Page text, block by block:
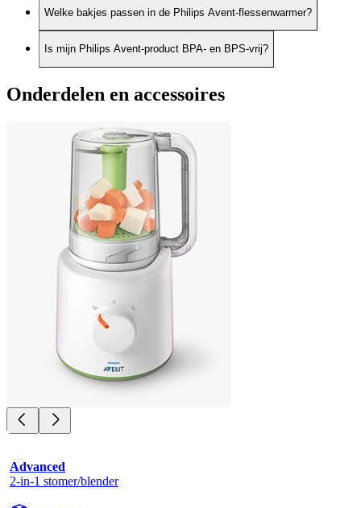
Welke bakjes passen in de Philips Avent-flessenwarmer?
Is mijn Philips Avent-product BPA- en BPS-vrij?
Onderdelen en accessoires
Advanced
2-in-1 stomer/blender